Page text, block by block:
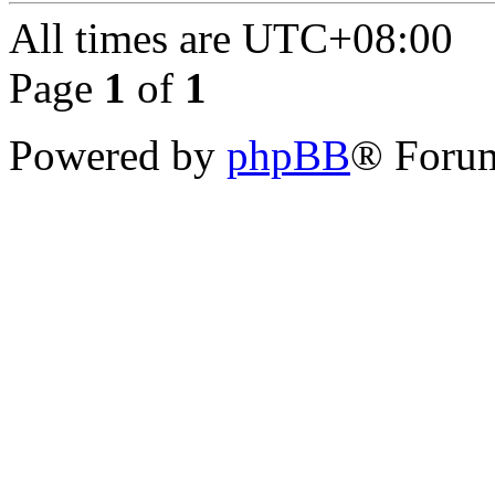
All times are UTC+08:00
Page 1 of 1
Powered by phpBB®